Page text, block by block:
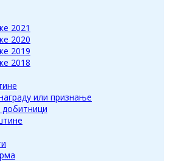
2021
2020
2019
2018
или признање